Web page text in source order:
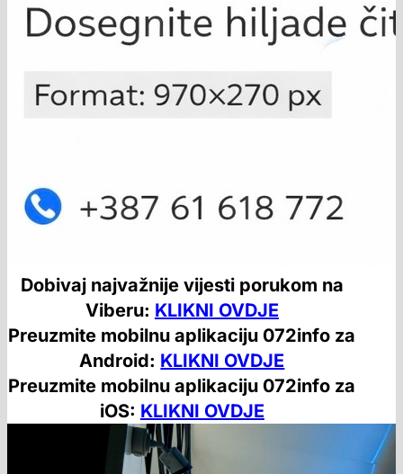
Dobivaj najvažnije vijesti porukom na
Viberu: KLIKNI OVDJE
Preuzmite mobilnu aplikaciju 072info za
Android: KLIKNI OVDJE
Preuzmite mobilnu aplikaciju 072info za
iOS: KLIKNI OVDJE